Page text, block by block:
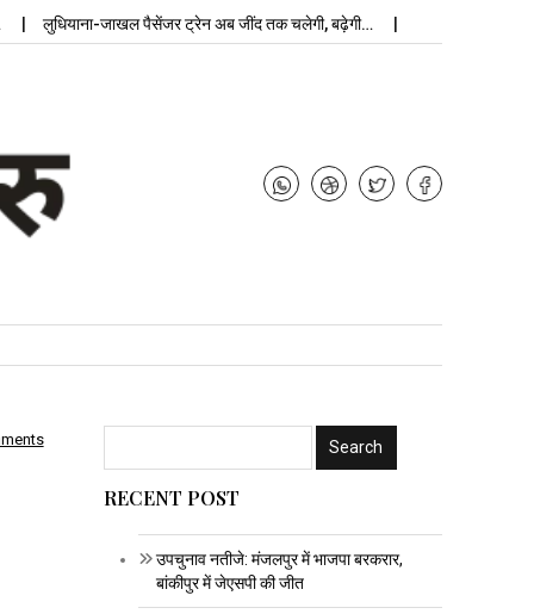
जाखल पैसेंजर ट्रेन अब जींद तक चलेगी, बढ़ेगी…
RECENT POST
उपचुनाव नतीजे: मंजलपुर में भाजपा बरकरार,
बांकीपुर में जेएसपी की जीत